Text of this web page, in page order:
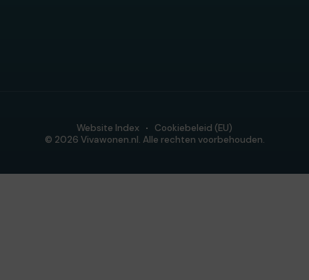
© 2026 Vivawonen.nl. Alle rechten voorbehouden.
Website Index Cookiebeleid (EU)